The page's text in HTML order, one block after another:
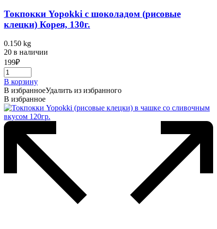
Токпокки Yopokki с шоколадом (рисовые
клецки) Корея, 130г.
0.150 kg
20 в наличии
199₽
В корзину
В избранноеУдалить из избранного
В избранное